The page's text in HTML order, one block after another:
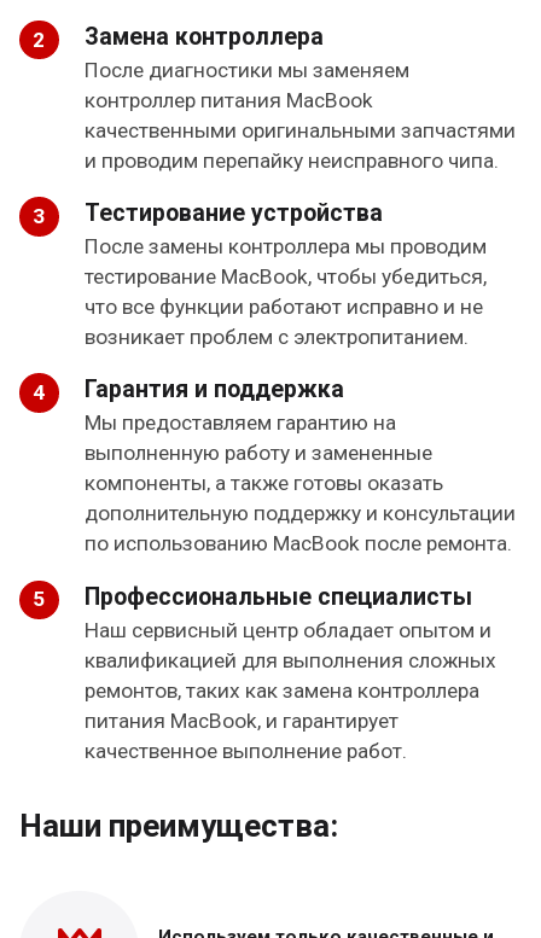
Замена контроллера
После диагностики мы заменяем
контроллер питания MacBook
качественными оригинальными запчастями
и проводим перепайку неисправного чипа.
Тестирование устройства
После замены контроллера мы проводим
тестирование MacBook, чтобы убедиться,
что все функции работают исправно и не
возникает проблем с электропитанием.
Гарантия и поддержка
Мы предоставляем гарантию на
выполненную работу и замененные
компоненты, а также готовы оказать
дополнительную поддержку и консультации
по использованию MacBook после ремонта.
Профессиональные специалисты
Наш сервисный центр обладает опытом и
квалификацией для выполнения сложных
ремонтов, таких как замена контроллера
питания MacBook, и гарантирует
качественное выполнение работ.
Наши преимущества: